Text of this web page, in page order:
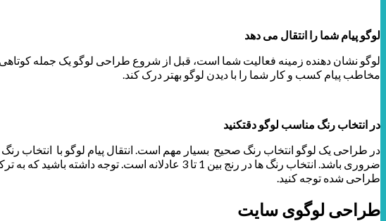
لوگو پیام شما را انتقال می دهد
لوگو نشان دهنده زمینه فعالیت شما است، قبل از شروع طراحی لوگو یک جمله
مخاطب پیام کسب و کار شما را با دیدن لوگو بهتر درک کند.
در انتخاب رنگ مناسب لوگو دقتکنید
در طراحی یک لوگو انتخاب رنگ صحیح بسیار مهم است. انتقال پیام لوگو با انتخاب
ضروری باشد. انتخاب رنگ ها در رنج بین 1 تا 3
طراحی شده توجه کنید.
طراحی لوگوی سایت